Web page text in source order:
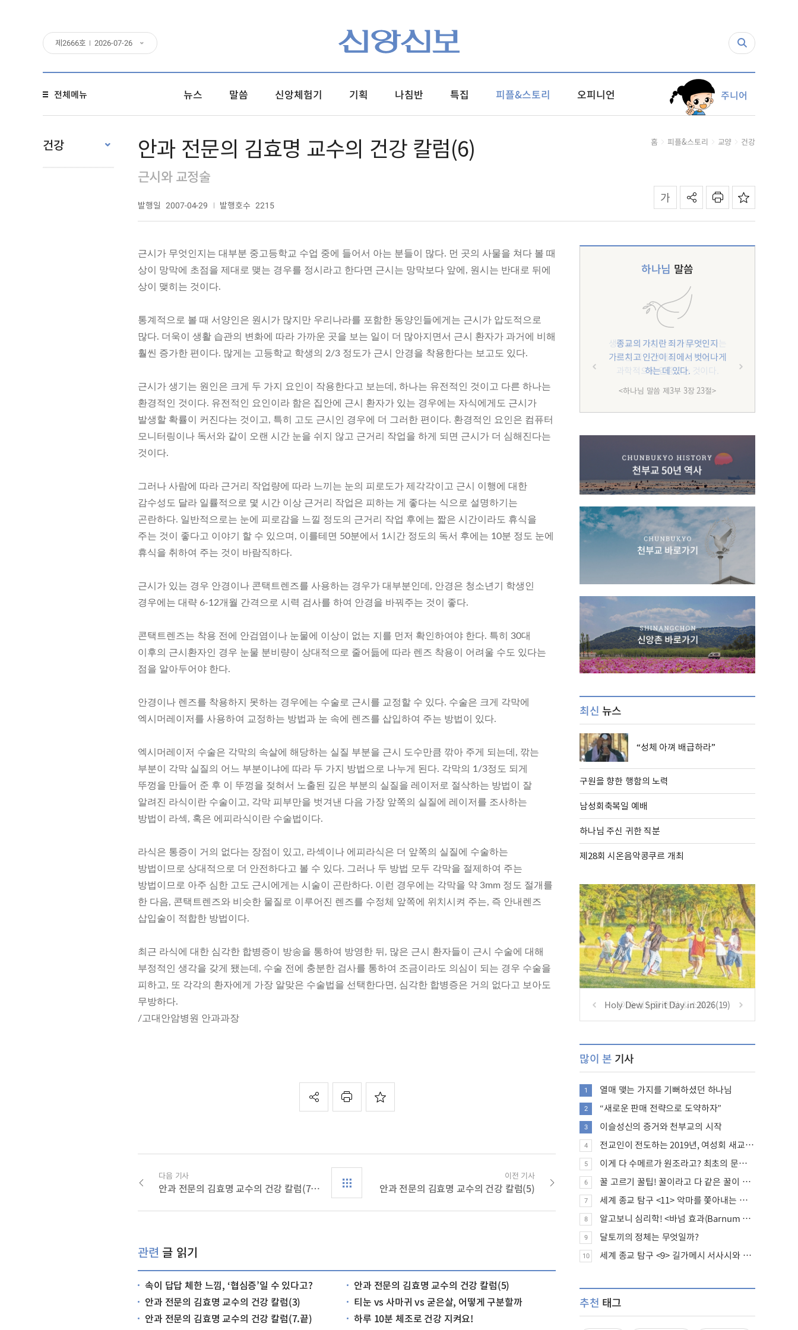
제 2666호 2026-07-26
전체메뉴 뉴스 말씀 신앙체험기 기획 나침반 특집 피플&스토리 오피니언 주니어
건강 안과 전문의 김효명 교수의 건강 칼럼(6)
근시와 교정술
발행일 2007-04-29 발행호수 2215
홈 피플&스토리 교양 건강
근시가 무엇인지는 대부분 중고등학교 수업 중에 들어서 아는 분들이 많다. 먼 곳의 사물을 쳐다 볼 때
상이 망막에 초점을 제대로 맺는 경우를 정시라고 한다면 근시는 망막보다 앞에, 원시는 반대로 뒤에
상이 맺히는 것이다.
통계적으로 볼 때 서양인은 원시가 많지만 우리나라를 포함한 동양인들에게는 근시가 압도적으로
많다. 더욱이 생활 습관의 변화에 따라 가까운 곳을 보는 일이 더 많아지면서 근시 환자가 과거에 비해
훨씬 증가한 편이다. 많게는 고등학교 학생의 2/3 정도가 근시 안경을 착용한다는 보고도 있다.
근시가 생기는 원인은 크게 두 가지 요인이 작용한다고 보는데, 하나는 유전적인 것이고 다른 하나는
환경적인 것이다. 유전적인 요인이라 함은 집안에 근시 환자가 있는 경우에는 자식에게도 근시가
발생할 확률이 커진다는 것이고, 특히 고도 근시인 경우에 더 그러한 편이다. 환경적인 요인은 컴퓨터
모니터링이나 독서와 같이 오랜 시간 눈을 쉬지 않고 근거리 작업을 하게 되면 근시가 더 심해진다는
것이다.
그러나 사람에 따라 근거리 작업량에 따라 느끼는 눈의 피로도가 제각각이고 근시 이행에 대한
감수성도 달라 일률적으로 몇 시간 이상 근거리 작업은 피하는 게 좋다는 식으로 설명하기는
곤란하다. 일반적으로는 눈에 피로감을 느낄 정도의 근거리 작업 후에는 짧은 시간이라도 휴식을
주는 것이 좋다고 이야기 할 수 있으며, 이를테면 50분에서 1시간 정도의 독서 후에는 10분 정도 눈에
휴식을 취하여 주는 것이 바람직하다.
근시가 있는 경우 안경이나 콘택트렌즈를 사용하는 경우가 대부분인데, 안경은 청소년기 학생인
경우에는 대략 6-12개월 간격으로 시력 검사를 하여 안경을 바꿔주는 것이 좋다.
콘택트렌즈는 착용 전에 안검염이나 눈물에 이상이 없는 지를 먼저 확인하여야 한다. 특히 30대
이후의 근시환자인 경우 눈물 분비량이 상대적으로 줄어듦에 따라 렌즈 착용이 어려울 수도 있다는
점을 알아두어야 한다.
안경이나 렌즈를 착용하지 못하는 경우에는 수술로 근시를 교정할 수 있다. 수술은 크게 각막에
엑시머레이저를 사용하여 교정하는 방법과 눈 속에 렌즈를 삽입하여 주는 방법이 있다.
엑시머레이저 수술은 각막의 속살에 해당하는 실질 부분을 근시 도수만큼 깎아 주게 되는데, 깎는
부분이 각막 실질의 어느 부분이냐에 따라 두 가지 방법으로 나누게 된다. 각막의 1/3정도 되게
뚜껑을 만들어 준 후 이 뚜껑을 젖혀서 노출된 깊은 부분의 실질을 레이저로 절삭하는 방법이 잘
알려진 라식이란 수술이고, 각막 피부만을 벗겨낸 다음 가장 앞쪽의 실질에 레이저를 조사하는
방법이 라섹, 혹은 에피라식이란 수술법이다.
라식은 통증이 거의 없다는 장점이 있고, 라섹이나 에피라식은 더 앞쪽의 실질에 수술하는
방법이므로 상대적으로 더 안전하다고 볼 수 있다. 그러나 두 방법 모두 각막을 절제하여 주는
방법이므로 아주 심한 고도 근시에게는 시술이 곤란하다. 이런 경우에는 각막을 약 3mm 정도 절개를
한 다음, 콘택트렌즈와 비슷한 물질로 이루어진 렌즈를 수정체 앞쪽에 위치시켜 주는, 즉 안내렌즈
삽입술이 적합한 방법이다.
최근 라식에 대한 심각한 합병증이 방송을 통하여 방영한 뒤, 많은 근시 환자들이 근시 수술에 대해
부정적인 생각을 갖게 됐는데, 수술 전에 충분한 검사를 통하여 조금이라도 의심이 되는 경우 수술을
피하고, 또 각각의 환자에게 가장 알맞은 수술법을 선택한다면, 심각한 합병증은 거의 없다고 보아도
무방하다.
/고대안암병원 안과과장
다음 기사
안과 전문의 김효명 교수의 건강 칼럼(7.끝)
이전 기사
안과 전문의 김효명 교수의 건강 칼럼(5)
관련 글 읽기
속이 답답 체한 느낌, ‘협심증’일 수 있다고?
안과 전문의 김효명 교수의 건강 칼럼(5)
안과 전문의 김효명 교수의 건강 칼럼(3)
티눈 vs 사마귀 vs 굳은살, 어떻게 구분할까
안과 전문의 김효명 교수의 건강 칼럼(7.끝)
하루 10분 체조로 건강 지켜요!
하나님 말씀
종교의 가치란 죄가 무엇인지
가르치고 인간이 죄에서 벗어나게
하는 데 있다.
<하나님 말씀 제3부 3장 23절>
최신 뉴스
“성체 아껴 배급하라”
구원을 향한 행함의 노력
남성회축복일 예배
하나님 주신 귀한 직분
제28회 시온음악콩쿠르 개최
Holy Dew Spirit Day in 2026(19)
많이 본 기사
1 열매 맺는 가지를 기뻐하셨던 하나님
2 “새로운 판매 전략으로 도약하자”
3 이슬성신의 증거와 천부교의 시작
4 전교인이 전도하는 2019년, 여성회 새교인 증가 추세
5 이게 다 수메르가 원조라고? 최초의 문명, 수메르는 어떤 문명이었을까?
6 꿀 고르기 꿀팁! 꿀이라고 다 같은 꿀이 아니다!
7 세계 종교 탐구 <11> 악마를 쫓아내는 의식의 뿌리에 대하여
8 알고보니 심리학! <바넘 효과(Barnum effect)>
9 달토끼의 정체는 무엇일까?
10 세계 종교 탐구 <9> 길가메시 서사시와 성경에 대하여
추천 태그